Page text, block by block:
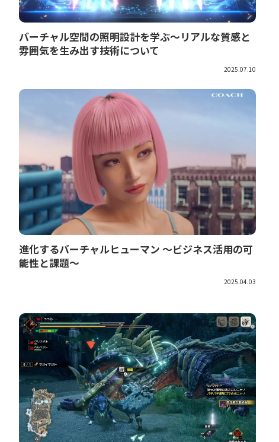
バーチャル空間の照明設計を学ぶ～リアルな質感と
雰囲気を生み出す技術について
2025.07.10
進化するバーチャルヒューマン 〜ビジネス活用の可
能性と課題〜
2025.04.03